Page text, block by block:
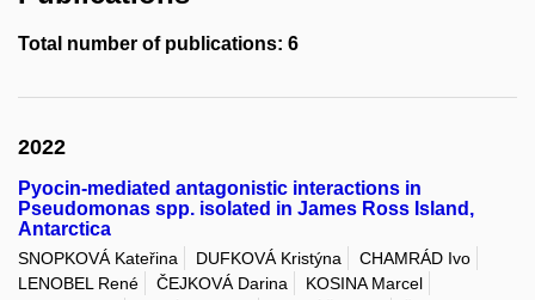
Total number of publications: 6
2022
Pyocin-mediated antagonistic interactions in
Pseudomonas spp. isolated in James Ross Island,
Antarctica
SNOPKOVÁ Kateřina DUFKOVÁ Kristýna
CHAMRÁD Ivo
LENOBEL René
ČEJKOVÁ Darina
KOSINA Marcel